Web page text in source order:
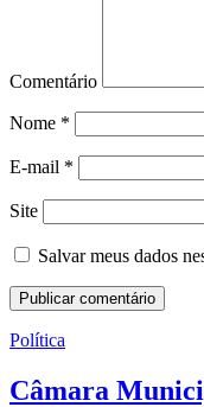
Comentário
Nome *
E-mail *
Site
Salvar meus dados
Política
Câmara